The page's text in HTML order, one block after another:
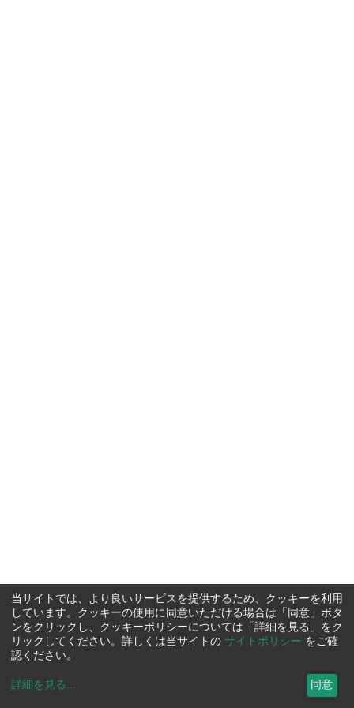
当サイトでは、より良いサービスを提供するため、クッキーを利用
しています。クッキーの使用に同意いただける場合は「同意」ボタ
ンをクリックし、クッキーポリシーについては「詳細を見る」をク
リックしてください。詳しくは当サイトの サイトポリシー をご確
認ください。
詳細を見る ... 同意